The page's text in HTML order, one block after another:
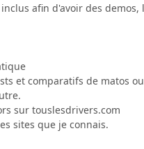
afin d'avoir des
et comparatifs de matos
sur touslesdrivers.com
sites que je connais.